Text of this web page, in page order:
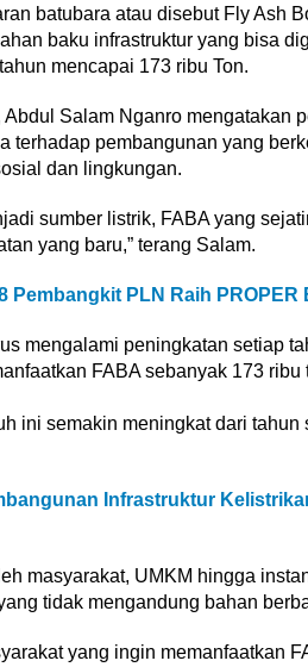
batubara atau disebut Fly Ash
baku infrastruktur yang bisa
mencapai 173 ribu Ton.
Salam Nganro mengatakan
terhadap pembangunan yang
dan lingkungan.
sumber listrik, FABA yang
yang baru,” terang Salam.
Pembangkit PLN Raih PROPER
mengalami peningkatan setiap
FABA sebanyak 173 ribu
ini semakin meningkat dari
Infrastruktur
masyarakat, UMKM hingga
tidak mengandung bahan
yang ingin memanfaatkan